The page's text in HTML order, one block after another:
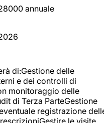
annuale
di:Gestione delle
e dei controlli di
monitoraggio delle
di Terza ParteGestione
registrazione
le visite